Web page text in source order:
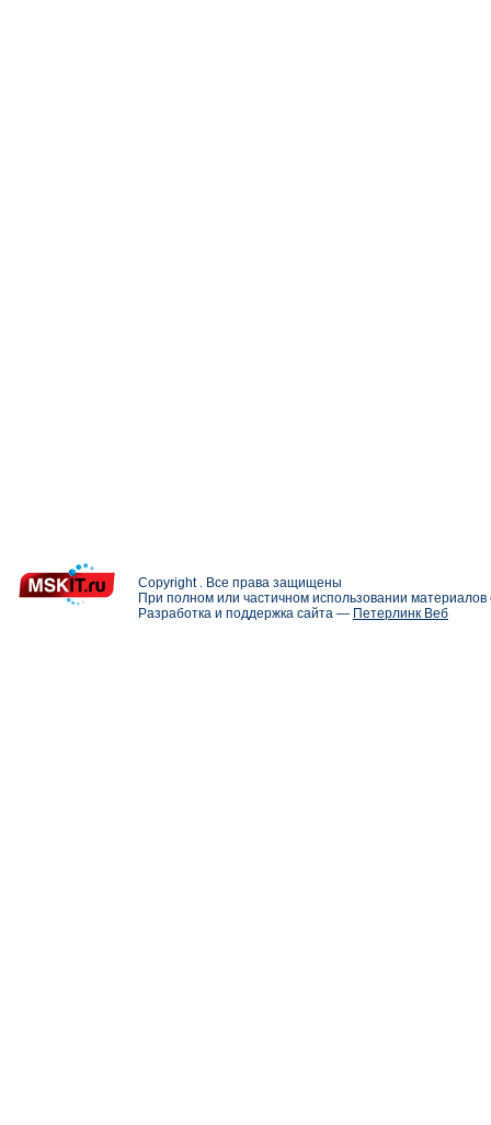
Copyright . Все права защищены
При полном или частичном использовании
Разработка и поддержка сайта — Петерлинк Веб